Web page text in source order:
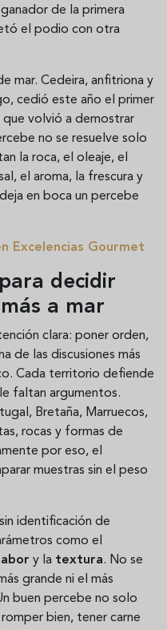
de la primera
el podio con otra
mar. Cedeira, anfitriona y
cedió este año el primer
que volvió a demostrar
no se resuelve solo
la roca, el oleaje, el
el aroma, la frescura y
en boca un percebe
Excelencias Gourmet
decidir
a mar
clara: poner orden,
de las discusiones más
Cada territorio defiende
faltan argumentos.
Bretaña, Marruecos,
rocas y formas de
por eso, el
muestras sin el peso
identificación de
como el
y la textura. No se
grande ni el más
buen percebe no solo
bien, tener carne